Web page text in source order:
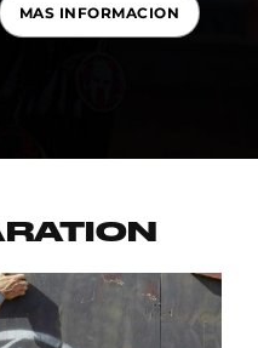
MAS INFORMACION